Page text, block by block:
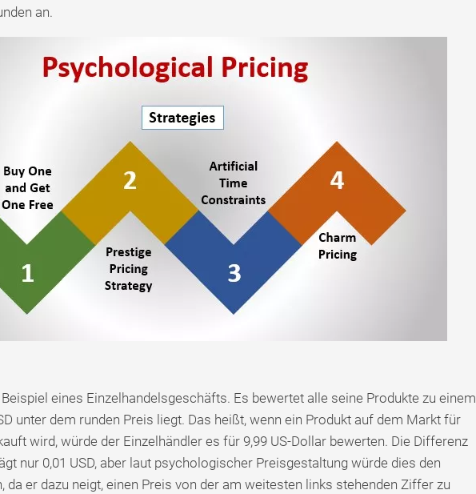
an.
eines Einzelhandelsgeschäfts. Es bewertet alle seine Produkte zu einem
unter dem runden Preis liegt. Das heißt, wenn ein Produkt auf dem Markt für
wird, würde der Einzelhändler es für 9,99 US-Dollar bewerten. Die Differenz
nur 0,01 USD, aber laut psychologischer Preisgestaltung würde dies den
da er dazu neigt, einen Preis von der am weitesten links stehenden Ziffer zu